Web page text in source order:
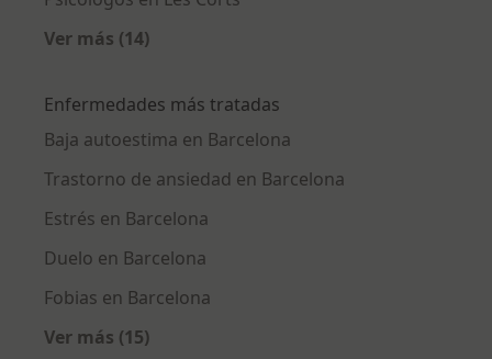
Ver más (14)
Enfermedades más tratadas
Baja autoestima en Barcelona
Trastorno de ansiedad en Barcelona
Estrés en Barcelona
Duelo en Barcelona
Fobias en Barcelona
Ver más (15)